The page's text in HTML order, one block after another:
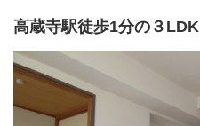
高蔵寺駅徒歩1分の３LDK